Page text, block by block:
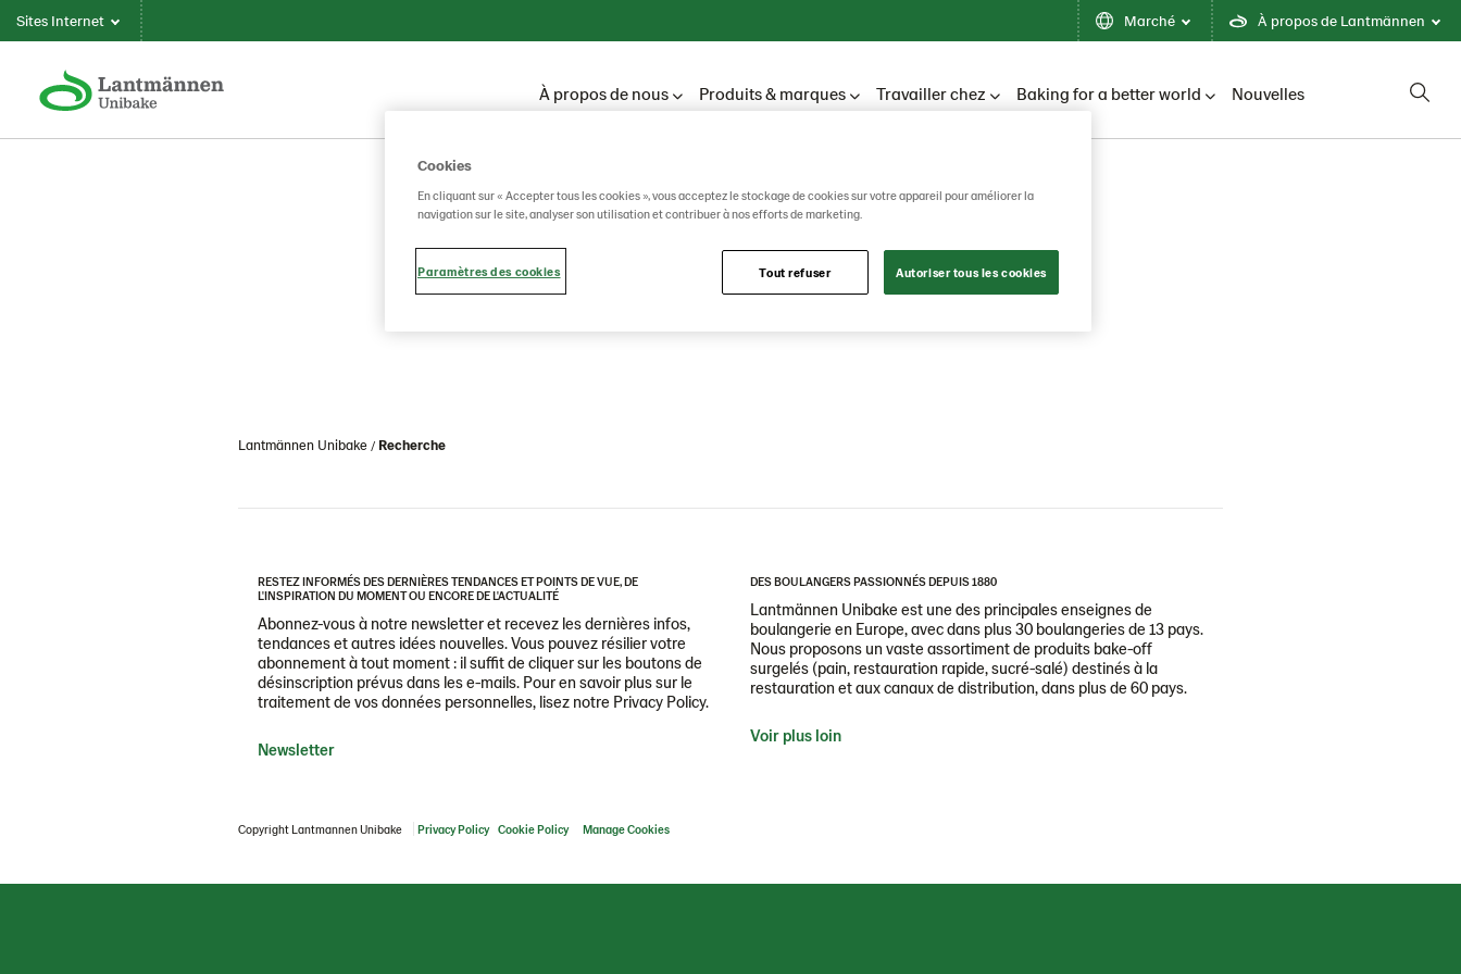
Sites Internet Marché À propos de Lantmännen
À propos de nous Produits & marques Travailler chez Baking for a better world Nouvelles
chercher
Lantmännen Unibake Recherche
RESTEZ INFORMÉS DES DERNIÈRES TENDANCES ET POINTS DE VUE, DE
L'INSPIRATION DU MOMENT OU ENCORE DE L'ACTUALITÉ
Abonnez-vous à notre newsletter et recevez les dernières infos,
tendances et autres idées nouvelles. Vous pouvez résilier votre
abonnement à tout moment : il suffit de cliquer sur les boutons de
désinscription prévus dans les e-mails. Pour en savoir plus sur le
traitement de vos données personnelles, lisez notre Privacy Policy.
Newsletter
DES BOULANGERS PASSIONNÉS DEPUIS 1880
Lantmännen Unibake est une des principales enseignes de
boulangerie en Europe, avec dans plus 30 boulangeries de 13 pays.
Nous proposons un vaste assortiment de produits bake-off
surgelés (pain, restauration rapide, sucré-salé) destinés à la
restauration et aux canaux de distribution, dans plus de 60 pays.
Voir plus loin
Copyright Lantmannen Unibake Privacy Policy Cookie Policy Manage Cookies
Cookies
En cliquant sur « Accepter tous les cookies », vous acceptez le stockage de cookies sur votre appareil pour améliorer la
navigation sur le site, analyser son utilisation et contribuer à nos efforts de marketing.
Paramètres des cookies Tout refuser Autoriser tous les cookies